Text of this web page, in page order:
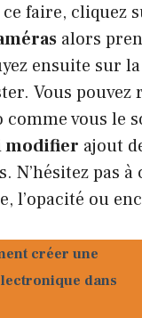
faire, cliquez
alors
ensuite sur
Vous
comme vous le
modifier ajout
N’hésitez pas à
l’opacité ou
créer une
dans